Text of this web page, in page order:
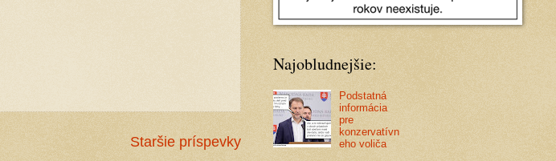
Staršie príspevky
Najobludnejšie:
Podstatná
informácia
pre
konzervatívn
eho voliča